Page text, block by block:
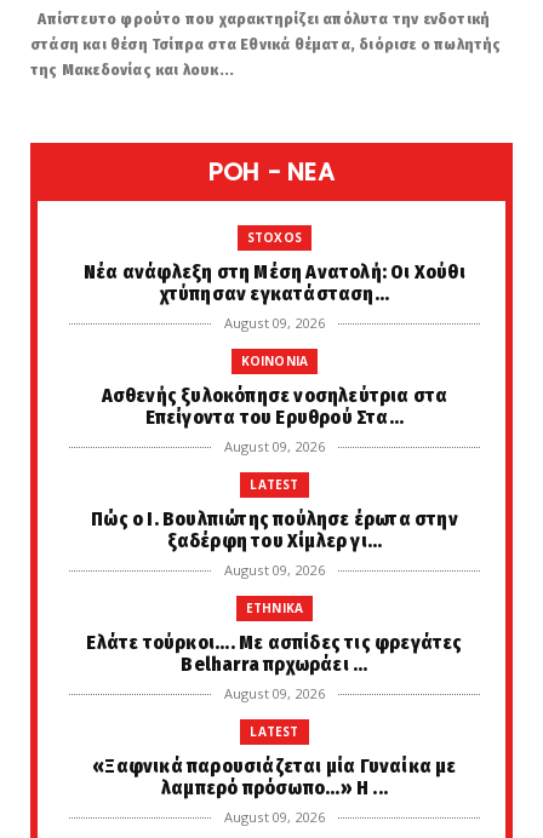
Απίστευτο φρούτο που χαρακτηρίζει απόλυτα την ενδοτική
στάση και θέση Τσίπρα στα Εθνικά θέματα, διόρισε ο πωλητής
της Μακεδονίας και λουκ...
POH - NEA
STOXOS
Νέα ανάφλεξη στη Μέση Ανατολή: Οι Χούθι
χτύπησαν εγκατάσταση...
August 09, 2026
KOINONIA
Ασθενής ξυλοκόπησε νοσηλεύτρια στα
Επείγοντα του Ερυθρού Στα...
August 09, 2026
LATEST
Πώς ο Ι. Βουλπιώτης πούλησε έρωτα στην
ξαδέρφη του Χίμλερ γι...
August 09, 2026
ETHNIKA
Ελάτε τούρκοι.... Με ασπίδες τις φρεγάτες
Belharra πρχωράει ...
August 09, 2026
LATEST
«Ξαφνικά παρουσιάζεται μία Γυναίκα με
λαμπερό πρόσωπο...» Η ...
August 09, 2026